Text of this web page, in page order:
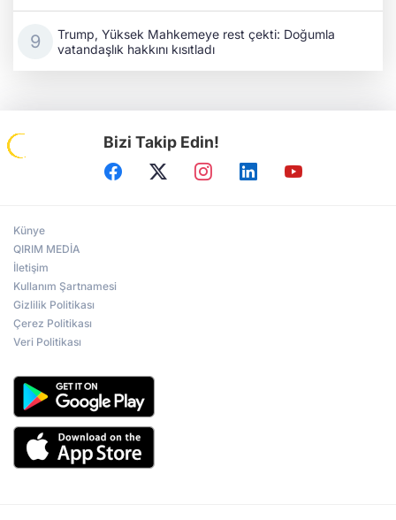
Trump, Yüksek Mahkemeye rest çekti: Doğumla
vatandaşlık hakkını kısıtladı
Bizi Takip Edin!
Künye
QIRIM MEDİA
İletişim
Kullanım Şartnamesi
Gizlilik Politikası
Çerez Politikası
Veri Politikası